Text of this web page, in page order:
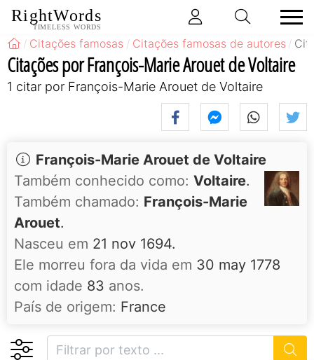
RightWords
TIMELESS WORDS
Citações famosas Citações famosas de autores
Citações por François-Marie Arouet de Voltaire
1 citar por François-Marie Arouet de Voltaire
François-Marie Arouet de Voltaire
Também conhecido como: Voltaire.
Também chamado: François-Marie
Arouet.
Nasceu em 21 nov 1694.
Ele morreu fora da vida em 30 may 1778
com idade 83 anos.
País de origem: France